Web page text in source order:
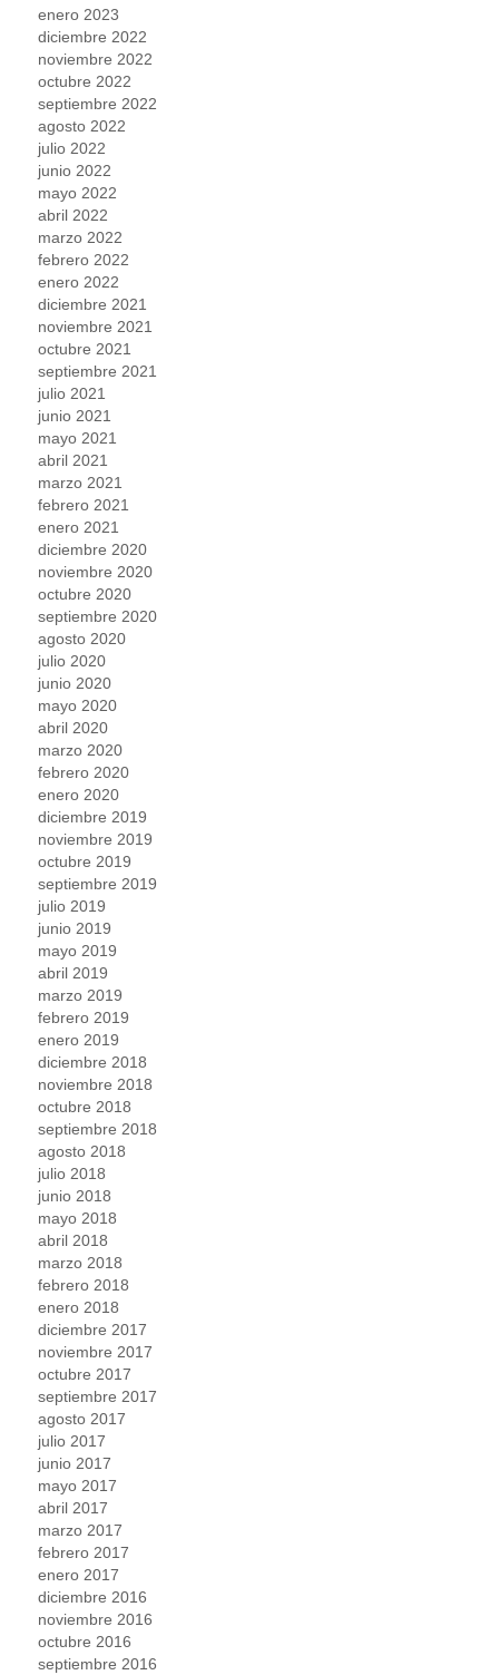
enero 2023
diciembre 2022
noviembre 2022
octubre 2022
septiembre 2022
agosto 2022
julio 2022
junio 2022
mayo 2022
abril 2022
marzo 2022
febrero 2022
enero 2022
diciembre 2021
noviembre 2021
octubre 2021
septiembre 2021
julio 2021
junio 2021
mayo 2021
abril 2021
marzo 2021
febrero 2021
enero 2021
diciembre 2020
noviembre 2020
octubre 2020
septiembre 2020
agosto 2020
julio 2020
junio 2020
mayo 2020
abril 2020
marzo 2020
febrero 2020
enero 2020
diciembre 2019
noviembre 2019
octubre 2019
septiembre 2019
julio 2019
junio 2019
mayo 2019
abril 2019
marzo 2019
febrero 2019
enero 2019
diciembre 2018
noviembre 2018
octubre 2018
septiembre 2018
agosto 2018
julio 2018
junio 2018
mayo 2018
abril 2018
marzo 2018
febrero 2018
enero 2018
diciembre 2017
noviembre 2017
octubre 2017
septiembre 2017
agosto 2017
julio 2017
junio 2017
mayo 2017
abril 2017
marzo 2017
febrero 2017
enero 2017
diciembre 2016
noviembre 2016
octubre 2016
septiembre 2016